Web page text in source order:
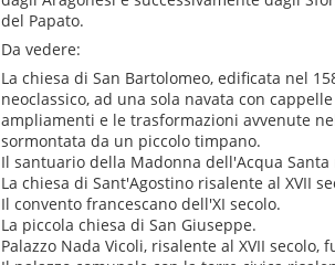
del Papato.
Da vedere:
La chiesa di San Bartolomeo, edificata nel
neoclassico, ad una sola navata con
ampliamenti e le trasformazioni avvenute
sormontata da un piccolo timpano.
Il santuario della Madonna dell'Acqua
La chiesa di Sant'Agostino risalente al XVII
Il convento francescano dell'XI secolo.
La piccola chiesa di San Giuseppe.
Palazzo Nada Vicoli, risalente al XVII